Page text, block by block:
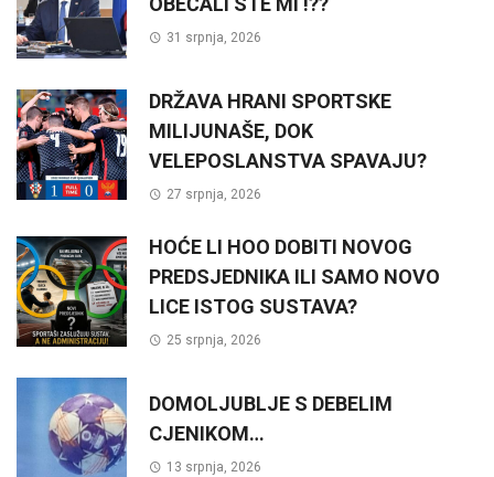
31 srpnja, 2026
DRŽAVA HRANI SPORTSKE
MILIJUNAŠE, DOK
VELEPOSLANSTVA SPAVAJU?
27 srpnja, 2026
HOĆE LI HOO DOBITI NOVOG
PREDSJEDNIKA ILI SAMO NOVO
LICE ISTOG SUSTAVA?
25 srpnja, 2026
DOMOLJUBLJE S DEBELIM
CJENIKOM…
13 srpnja, 2026